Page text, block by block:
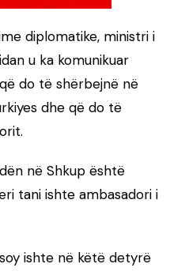
diplomatike, ministri i
u ka komunikuar
do të shërbejnë në
dhe që do të
në Shkup është
tani ishte ambasadori i
ishte në këtë detyrë